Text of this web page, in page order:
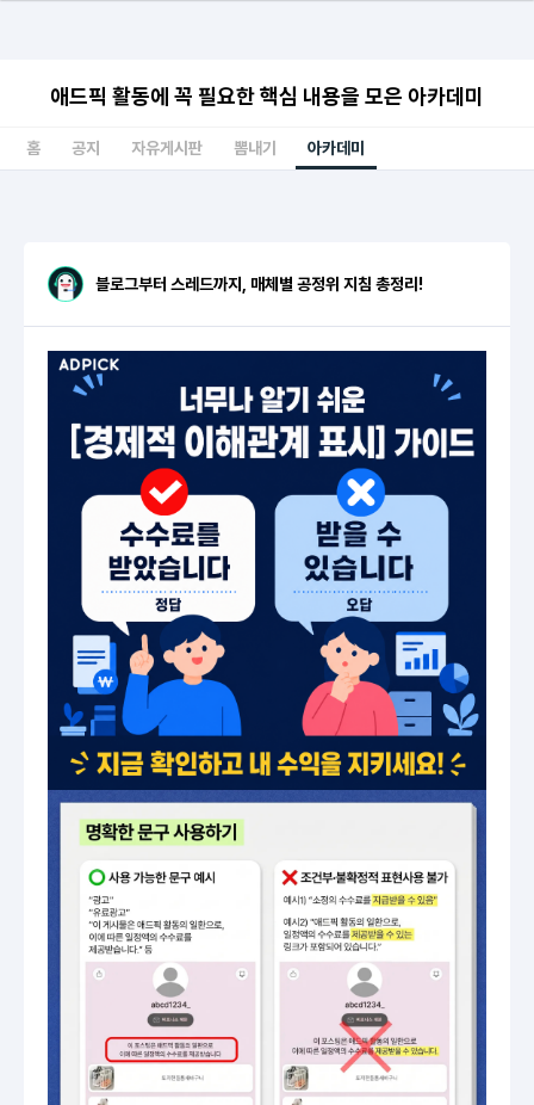
애드픽 활동에 꼭 필요한 핵심 내용을 모은 아카데미
홈 공지 자유게시판 뽐내기 아카데미
블로그부터 스레드까지, 매체별 공정위 지침 총정리!